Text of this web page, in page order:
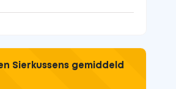
Sierkussens gemiddeld